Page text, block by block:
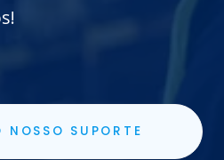
NOSSO SUPORTE